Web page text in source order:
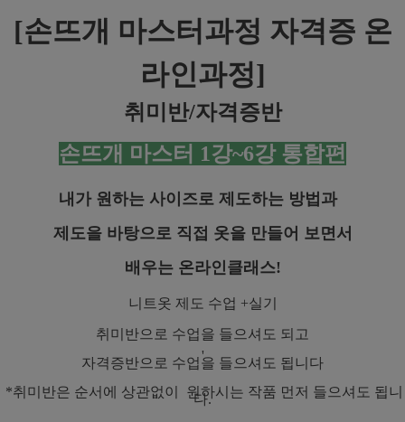
[손뜨개 마스터과정 자격증 온
라인과정]
취미반/자격증반
손뜨개 마스터 1강~6강 통합편
내가 원하는 사이즈로 제도하는 방법과
제도을 바탕으로 직접 옷을 만들어 보면서
배우는 온라인클래스!
니트옷 제도 수업 +실기
취미반으로 수업을 들으셔도 되고
'
자격증반으로 수업을 들으셔도 됩니다
*취미반은 순서에 상관없이 원하시는 작품 먼저 들으셔도 됩니
다.